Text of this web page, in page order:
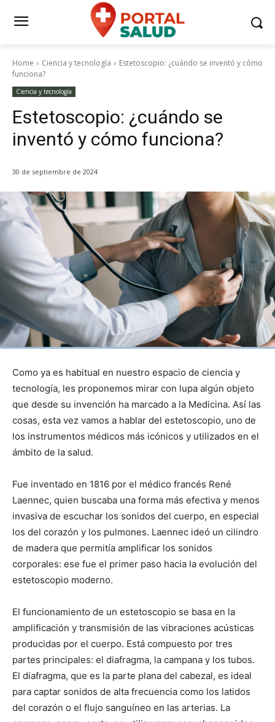
Home Ciencia y tecnología
Estetoscopio: ¿cuándo se inventó y cómo
funciona?
Ciencia y tecnología
Estetoscopio: ¿cuándo se
inventó y cómo funciona?
30 de septiembre de 2024
Como ya es habitual en nuestro espacio de ciencia y
tecnología, les proponemos mirar con lupa algún objeto
que desde su invención ha marcado a la Medicina. Así las
cosas, esta vez vamos a hablar del estetoscopio, uno de
los instrumentos médicos más icónicos y utilizados en el
ámbito de la salud.
Fue inventado en 1816 por el médico francés René
Laennec, quien buscaba una forma más efectiva y menos
invasiva de escuchar los sonidos del cuerpo, en especial
los del corazón y los pulmones. Laennec ideó un cilindro
de madera que permitía amplificar los sonidos
corporales: ese fue el primer paso hacia la evolución del
estetoscopio moderno.
El funcionamiento de un estetoscopio se basa en la
amplificación y transmisión de las vibraciones acústicas
producidas por el cuerpo. Está compuesto por tres
partes principales: el diafragma, la campana y los tubos.
El diafragma, que es la parte plana del cabezal, es ideal
para captar sonidos de alta frecuencia como los latidos
del corazón o el flujo sanguíneo en las arterias. La